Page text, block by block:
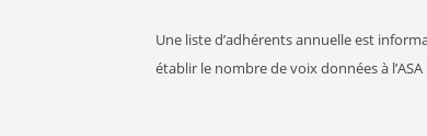
Une liste d’adhérents annuelle est
établir le nombre de voix données à